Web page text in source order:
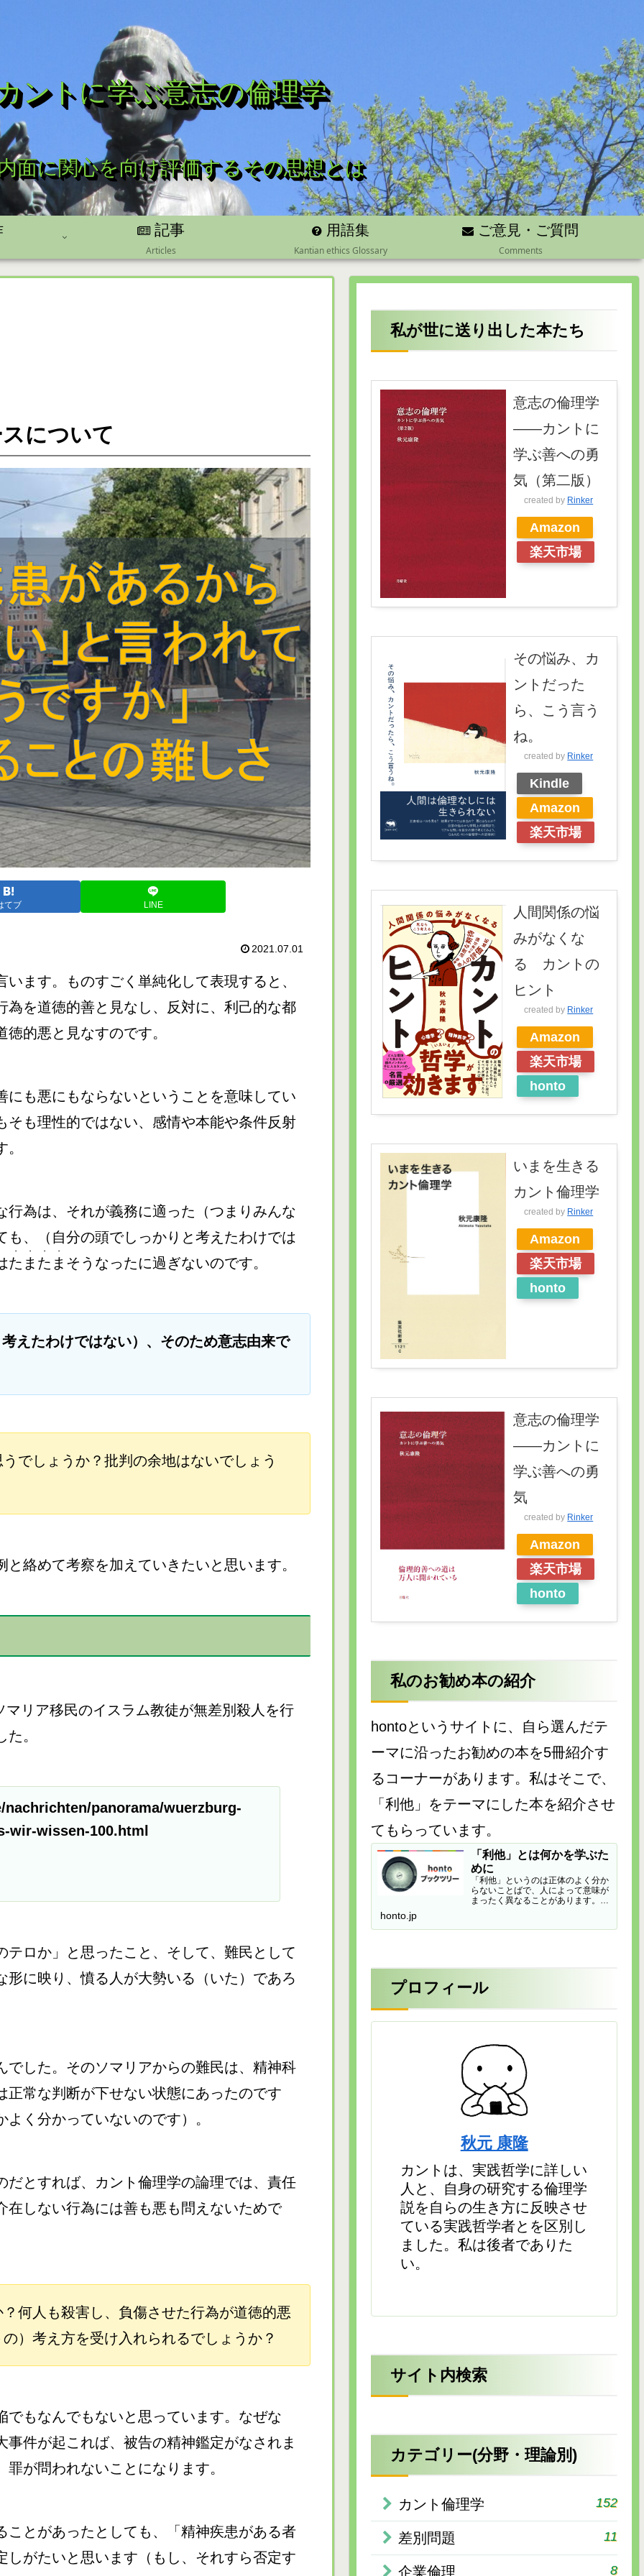
ントに学ぶ意志の倫理学
面に関心を向け評価するその思想とは
記事
Articles
用語集
Kantian ethics Glossary
ご意見・ご質問
Comments
について
てブ LINE
2021.07.01
ます。ものすごく単純化して表現すると、
を道徳的善と見なし、反対に、利己的な都
的悪と見なすのです。
も悪にもならないということを意味してい
も理性的ではない、感情や本能や条件反射
為は、それが義務に適った（つまりみんな
、（自分の頭でしっかりと考えたわけでは
たまたま
・・・・
そうなったに過ぎないのです。
えたわけではない）、そのため意志由来で
でしょうか？批判の余地はないでしょう
絡めて考察を加えていきたいと思います。
リア移民のイスラム教徒が無差別殺人を行
。
panorama/wuerzburg-
wir-wissen-100.html
ロか」と思ったこと、そして、難民として
に映り、憤る人が大勢いる（いた）であろ
した。そのソマリアからの難民は、 精神科
常な判断が下せない状態にあったのです
く分かっていないのです）。
とすれば、カント倫理学の論理では、責任
しない行為には善も悪も問えないためで
何人も殺害し、負傷させた行為が道徳的悪
）考え方を受け入れられるでしょうか？
もなんでもないと思っています。なぜな
件が起これば、被告の精神鑑定がなされま
が問われないことになります。
とがあったとしても、「精神疾患がある者
がたいと思います（もし、それすら否定す
私が世に送り出した本たち
意志の倫理学
――カントに
学ぶ善への勇
気（第二版）
created by Rinker
Amazon
楽天市場
その悩み、カ
ントだった
ら、こう言う
ね。
created by Rinker
Kindle
Amazon
楽天市場
人間関係の悩
みがなくな
る カントの
ヒント
created by Rinker
Amazon
楽天市場
honto
いまを生きる
カント倫理学
created by Rinker
Amazon
楽天市場
honto
意志の倫理学
――カントに
学ぶ善への勇
気
created by Rinker
Amazon
楽天市場
honto
私のお勧め本の紹介
hontoというサイトに、自ら選んだテ
ーマに沿ったお勧めの本を5冊紹介す
るコーナーがあります。私はそこで、
「利他」をテーマにした本を紹介させ
てもらっています。
「利他」とは何かを学ぶた
めに
「利他」というのは正体のよく分か
らないことばで、人によって意味が
まったく異なることがあります。例
honto.jp
プロフィール
秋元 康隆
カントは、実践哲学に詳しい
人と、自身の研究する倫理学
説を自らの生き方に反映させ
ている実践哲学者とを区別し
ました。私は後者でありた
い。
サイト内検索
カテゴリー(分野・理論別)
カント倫理学 152
差別問題 11
企業倫理 8